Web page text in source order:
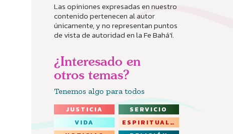
Las opiniones expresadas en nuestro
contenido pertenecen al autor
únicamente, y no representan puntos
de vista de autoridad en la Fe Bahá’í.
¿Interesado en
otros temas?
Tenemos algo para todos
JUSTICIA
SERVICIO
VIDA
ESPIRITUALIDAD